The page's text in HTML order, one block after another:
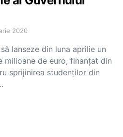
2020
lanseze din luna aprilie un
de euro, finanțat din
sprijinirea studenților din